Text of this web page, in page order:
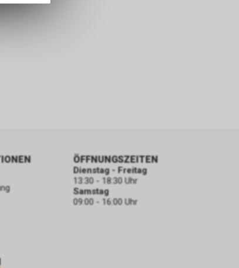
ÖFFNUNGSZEITEN
Dienstag - Freitag
13:30 - 18:30 Uhr
Samstag
09:00 - 16:00 Uhr